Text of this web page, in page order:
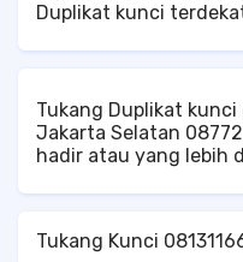
Kunci di Cianjur,
Cianjur, Tukang
Service Kunci di
Duplikat Kunci di
Duplikat kunci
duplikat kunci mobil
kunci brankas di
brankas panggilan di
Tukang Duplikat
Jakarta Selatan
hadir atau yang lebih
memenuhi kebutuhan
profesional dan
Tukang Kunci